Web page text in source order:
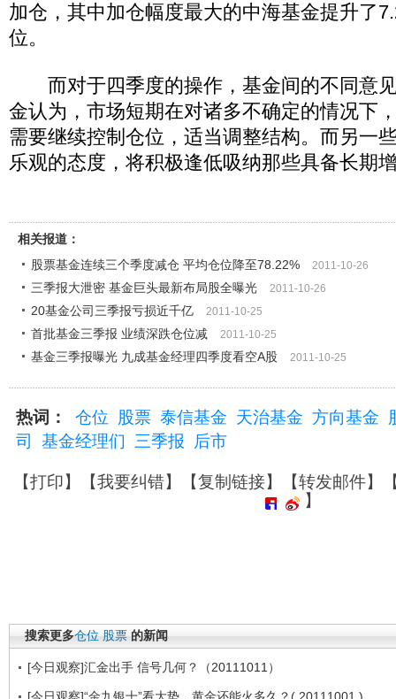
加仓，其中加仓幅度最大的中海基金提升了
位。
而对于四季度的操作，基金间的不同意
金认为，市场短期在对诸多不确定的情况下
需要继续控制仓位，适当调整结构。而另一
乐观的态度，将积极逢低吸纳那些具备长期
相关报道：
股票基金连续三个季度减仓 平均仓位降至78.22%
2011-10-26
三季报大泄密 基金巨头最新布局股全曝光 2011-10-26
20基金公司三季报亏损近千亿 2011-10-25
首批基金三季报 业绩深跌仓位减 2011-10-25
基金三季报曝光 九成基金经理四季度看空A股 2011-10-25
热词： 仓位 股票 泰信基金 天治基金 方向基金
司
基金经理们 三季报 后市
【打印】【我要纠错】【复制链接】【转发邮件】
】
搜索更多仓位 股票 的新闻
[今日观察]汇金出手 信号几何？（20111011）
[今日观察]“金九银十”看大势，黄金还能火多久？( 20111001 )